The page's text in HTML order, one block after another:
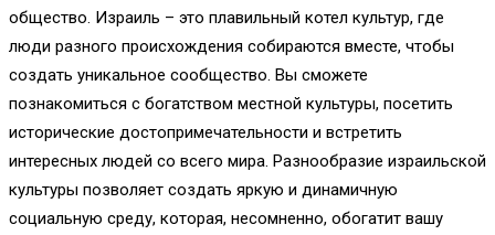
общество. Израиль – это плавильный котел культур, где
люди разного происхождения собираются вместе, чтобы
создать уникальное сообщество. Вы сможете
познакомиться с богатством местной культуры, посетить
исторические достопримечательности и встретить
интересных людей со всего мира. Разнообразие израильской
культуры позволяет создать яркую и динамичную
социальную среду, которая, несомненно, обогатит вашу